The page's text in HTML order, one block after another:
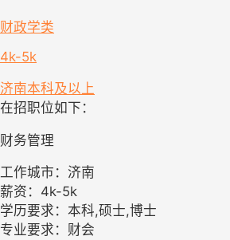
财政学类
4k-5k
济南本科及以上
在招职位如下：
财务管理
工作城市：济南
薪资：4k-5k
学历要求：本科,硕士,博士
专业要求：财会